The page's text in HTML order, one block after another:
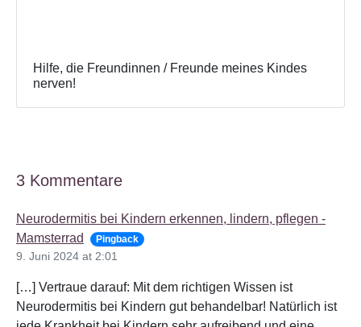
Hilfe, die Freundinnen / Freunde meines Kindes
nerven!
3 Kommentare
Neurodermitis bei Kindern erkennen, lindern, pflegen -
Mamsterrad
Pingback
9. Juni 2024 at 2:01
[…] Vertraue darauf: Mit dem richtigen Wissen ist
Neurodermitis bei Kindern gut behandelbar! Natürlich ist